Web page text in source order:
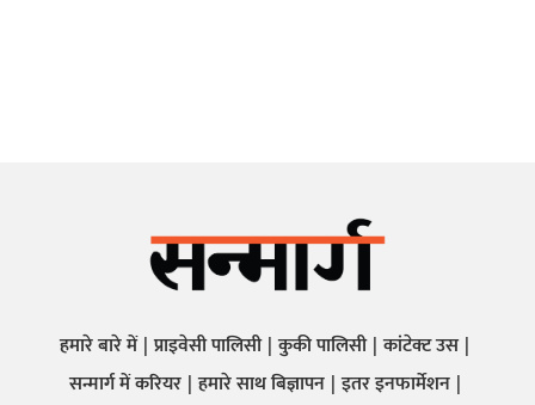
हमारे बारे में प्राइवेसी पालिसी कुकी पालिसी कांटेक्ट उस
सन्मार्ग में करियर हमारे साथ बिज्ञापन इतर इनफार्मेशन